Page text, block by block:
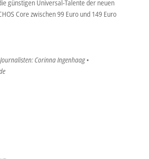
günstigen Universal-Talente der neuen
Core zwischen 99 Euro und 149 Euro
Corinna Ingenhaag •